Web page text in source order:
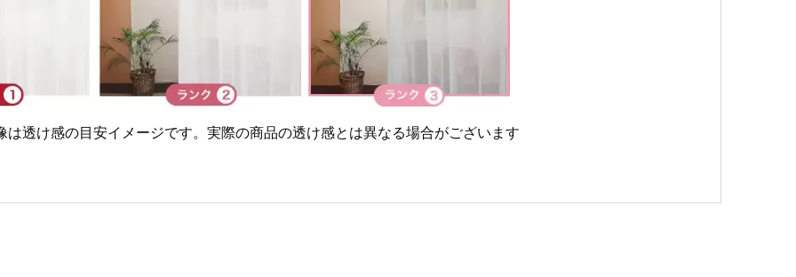
透け感の目安イメージです。実際の商品の透け感とは異なる場合がございます